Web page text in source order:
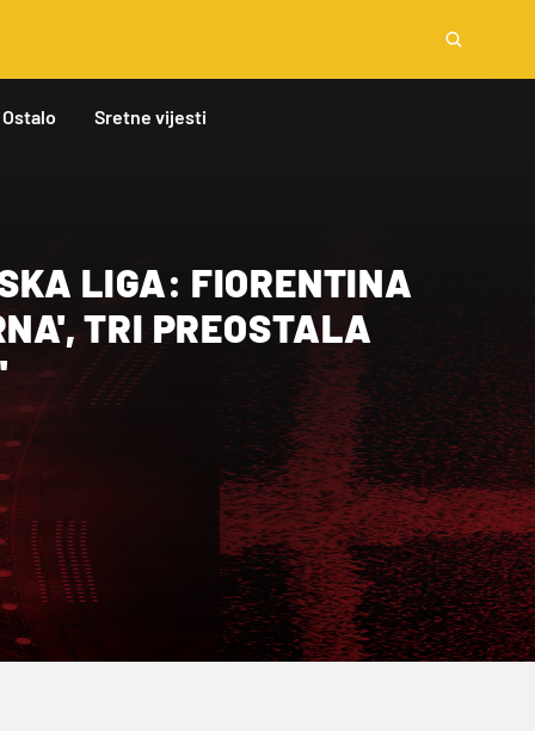
Ostalo Sretne vijesti
LIGA: FIORENTINA
TRI PREOSTALA